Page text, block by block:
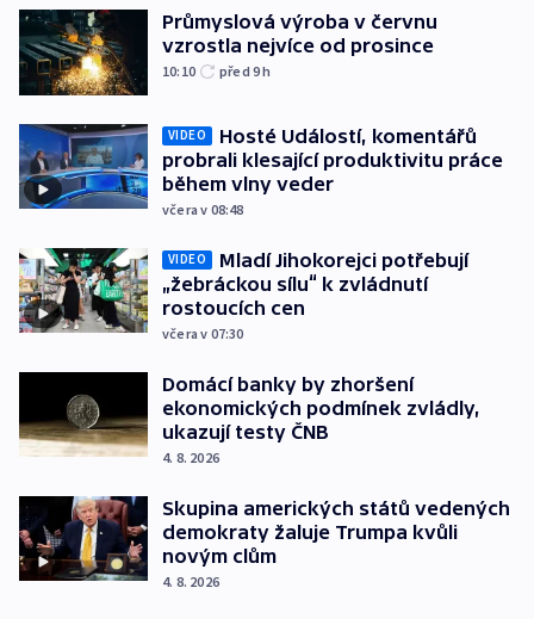
Průmyslová výroba v červnu
vzrostla nejvíce od prosince
10:10 před 9h
VIDEO
Hosté Událostí, komentářů
probrali klesající produktivitu práce
během vlny veder
včera v 08:48
VIDEO
Mladí Jihokorejci potřebují
„žebráckou sílu“ k zvládnutí
rostoucích cen
včera v 07:30
Domácí banky by zhoršení
ekonomických podmínek zvládly,
ukazují testy ČNB
4. 8. 2026
Skupina amerických států vedených
demokraty žaluje Trumpa kvůli
novým clům
4. 8. 2026